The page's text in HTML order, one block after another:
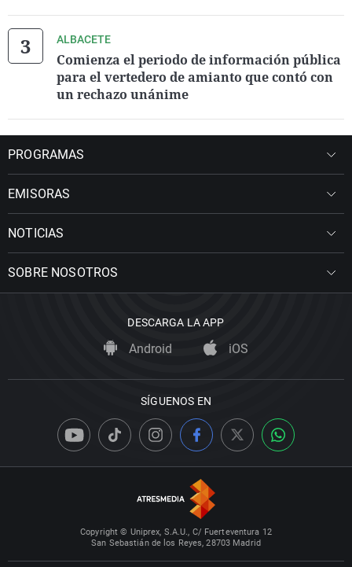
ALBACETE
Comienza el periodo de información pública
para el vertedero de amianto que contó con
un rechazo unánime
PROGRAMAS
EMISORAS
NOTICIAS
SOBRE NOSOTROS
DESCARGA LA APP
Android iOS
SÍGUENOS EN
Copyright © Uniprex, S.A.U., C/ Fuerteventura 12
San Sebastián de los Reyes, 28703 Madrid